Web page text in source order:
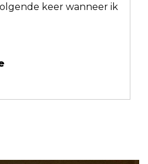
keer wanneer ik